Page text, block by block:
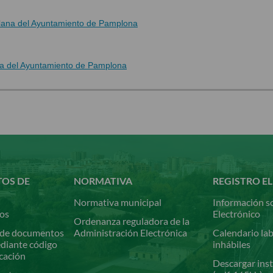
del Ayuntamiento de Pamplona
del Ayuntamiento de Pamplona
DE
documentos
código
NORMATIVA
Normativa municipal
Ordenanza reguladora de la
Administración Electrónica
REGISTRO
Información
Electrónico
Calendario
inhábiles
Descargar